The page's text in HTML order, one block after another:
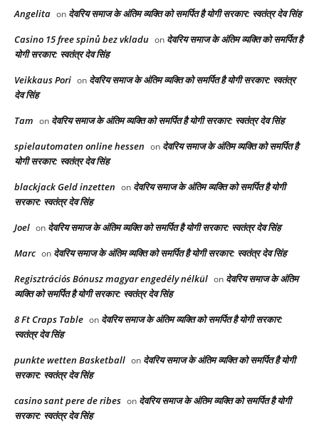
Angelita on देवरिय समाज के अंतिम व्यक्ति को समर्पित है योगी सरकार: स्वतंत्र देव सिंह
Casino 15 free spinů bez vkladu on देवरिय समाज के अंतिम व्यक्ति को समर्पित है
योगी सरकार: स्वतंत्र देव सिंह
Veikkaus Pori on देवरिय समाज के अंतिम व्यक्ति को समर्पित है योगी सरकार: स्वतंत्र
देव सिंह
Tam on देवरिय समाज के अंतिम व्यक्ति को समर्पित है योगी सरकार: स्वतंत्र देव सिंह
spielautomaten online hessen on देवरिय समाज के अंतिम व्यक्ति को समर्पित है
योगी सरकार: स्वतंत्र देव सिंह
blackjack Geld inzetten on देवरिय समाज के अंतिम व्यक्ति को समर्पित है योगी
सरकार: स्वतंत्र देव सिंह
Joel on देवरिय समाज के अंतिम व्यक्ति को समर्पित है योगी सरकार: स्वतंत्र देव सिंह
Marc on देवरिय समाज के अंतिम व्यक्ति को समर्पित है योगी सरकार: स्वतंत्र देव सिंह
Regisztrációs Bónusz magyar engedély nélkül on देवरिय समाज के अंतिम
व्यक्ति को समर्पित है योगी सरकार: स्वतंत्र देव सिंह
8 Ft Craps Table on देवरिय समाज के अंतिम व्यक्ति को समर्पित है योगी सरकार:
स्वतंत्र देव सिंह
punkte wetten Basketball on देवरिय समाज के अंतिम व्यक्ति को समर्पित है योगी
सरकार: स्वतंत्र देव सिंह
casino sant pere de ribes on देवरिय समाज के अंतिम व्यक्ति को समर्पित है योगी
सरकार: स्वतंत्र देव सिंह